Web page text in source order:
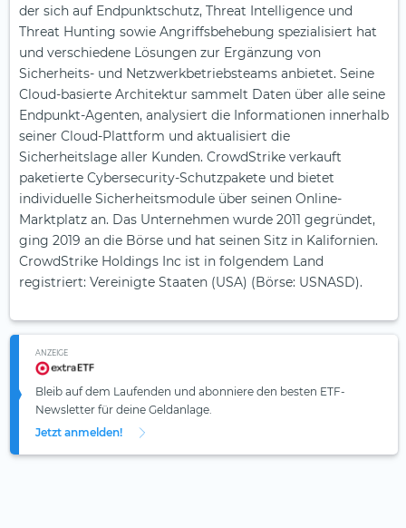
der sich auf Endpunktschutz, Threat Intelligence und
Threat Hunting sowie Angriffsbehebung spezialisiert hat
und verschiedene Lösungen zur Ergänzung von
Sicherheits- und Netzwerkbetriebsteams anbietet. Seine
Cloud-basierte Architektur sammelt Daten über alle seine
Endpunkt-Agenten, analysiert die Informationen innerhalb
seiner Cloud-Plattform und aktualisiert die
Sicherheitslage aller Kunden. CrowdStrike verkauft
paketierte Cybersecurity-Schutzpakete und bietet
individuelle Sicherheitsmodule über seinen Online-
Marktplatz an. Das Unternehmen wurde 2011 gegründet,
ging 2019 an die Börse und hat seinen Sitz in Kalifornien.
CrowdStrike Holdings Inc ist in folgendem Land
registriert: Vereinigte Staaten (USA) (Börse: USNASD).
ANZEIGE
Bleib auf dem Laufenden und abonniere den besten ETF-
Newsletter für deine Geldanlage.
Jetzt anmelden!